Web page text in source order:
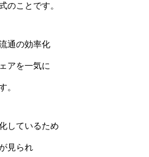
のことです。
通の効率化
アを一気に
。
しているため
見られ